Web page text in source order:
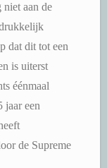
niet aan de
dat dit tot een
is uiterst
éénmaal
jaar een
de Supreme